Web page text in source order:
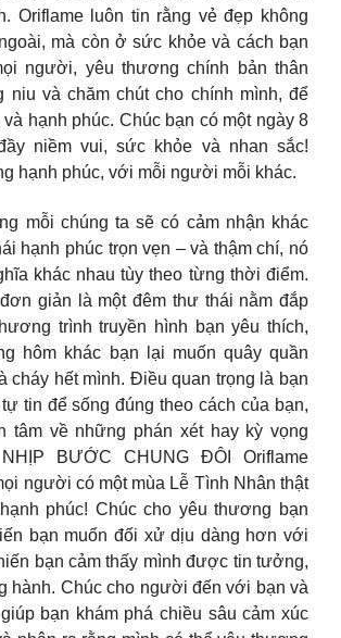
Oriflame luôn tin rằng vẻ đẹp không
mà còn ở sức khỏe và cách bạn
người, yêu thương chính bản thân
niu và chăm chút cho chính mình, để
hạnh phúc. Chúc bạn có một ngày 8
niềm vui, sức khỏe và nhan sắc!
hạnh phúc, với mỗi người mỗi khác.
mỗi chúng ta sẽ có cảm nhận khác
hạnh phúc trọn vẹn – và thậm chí, nó
khác nhau tùy theo từng thời điểm.
giản là một đêm thư thái nằm đắp
trình truyền hình bạn yêu thích,
hôm khác bạn lại muốn quây quần
cháy hết mình. Điều quan trọng là bạn
tự tin để sống đúng theo cách của bạn,
tâm về những phán xét hay kỳ vọng
BƯỚC CHUNG ĐÔI Oriflame
người có một mùa Lễ Tình Nhân thật
phúc! Chúc cho yêu thương bạn
bạn muốn đối xử dịu dàng hơn với
bạn cảm thấy mình được tin tưởng,
hành. Chúc cho người đến với bạn và
bạn khám phá chiều sâu cảm xúc